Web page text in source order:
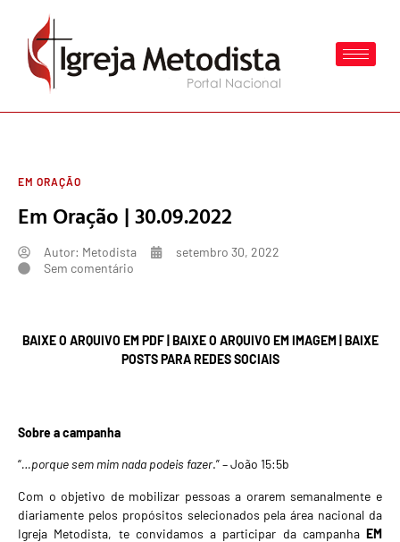
EM ORAÇÃO
Em Oração | 30.09.2022
Autor: Metodista
setembro 30, 2022
Sem comentário
BAIXE O ARQUIVO EM PDF| BAIXE O ARQUIVO EM IMAGEM| BAIXE
POSTS PARA REDES SOCIAIS
Sobre a campanha
“…porque sem mim nada podeis fazer.” – João 15:5b
Com o objetivo de mobilizar pessoas a orarem semanalmente e
diariamente pelos propósitos selecionados pela área nacional da
Igreja Metodista, te convidamos a participar da campanha EM